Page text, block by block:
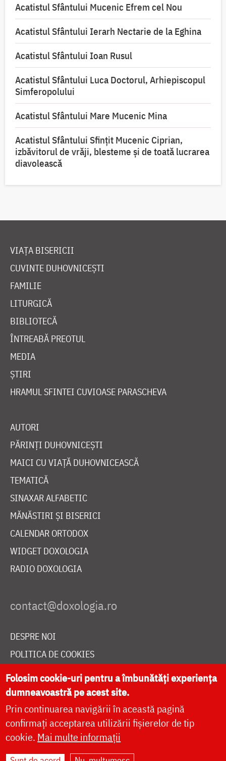
Acatistul Sfântului Mucenic Efrem cel Nou
Acatistul Sfântului Ierarh Nectarie de la Eghina
Acatistul Sfântului Ioan Rusul
Acatistul Sfântului Luca Doctorul, Arhiepiscopul
Simferopolului
Acatistul Sfântului Mare Mucenic Mina
Acatistul Sfântului Sfințit Mucenic Ciprian,
izbăvitorul de vrăji, blesteme și de toată lucrarea
diavolească
VIAȚA BISERICII
CUVINTE DUHOVNICEȘTI
FAMILIE
LITURGICĂ
BIBLIOTECĂ
ÎNTREABĂ PREOTUL
MEDIA
ȘTIRI
HRAMUL SFINTEI CUVIOASE PARASCHEVA
AUTORI
PĂRINȚI DUHOVNICEȘTI
MAICI CU VIAȚĂ DUHOVNICEASCĂ
TEMATICĂ
SINAXAR ALFABETIC
MĂNĂSTIRI ȘI BISERICI
CALENDAR ORTODOX
WIDGET DOXOLOGIA
RADIO DOXOLOGIA
DESPRE NOI
POLITICA DE COOKIES
DONEAZĂ ONLINE PENTRU CATEDRALA NAȚIONALĂ
LIVE
Folosim cookie-uri pentru a îmbunătăți experiența
dumneavoastră pe acest site.
Prin continuarea navigării în această pagină
confirmați acceptarea utilizării fișierelor de tip
cookie. Mai multe informații